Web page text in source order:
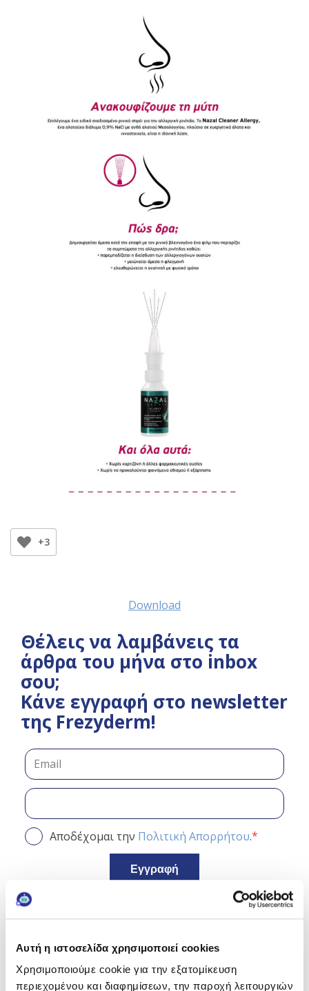
Αυτή η ιστοσελίδα χρησιμοποιεί cookies
Χρησιμοποιούμε cookie για την εξατομίκευση
περιεχομένου και διαφημίσεων, την παροχή λειτουργιών
+3
Download
Θέλεις να λαμβάνεις τα
άρθρα του μήνα στο inbox
σου;
Κάνε εγγραφή στο newsletter
της Frezyderm!
Αποδέχομαι την Πολιτική Απορρήτου.*
Εγγραφή
Go to the comment section